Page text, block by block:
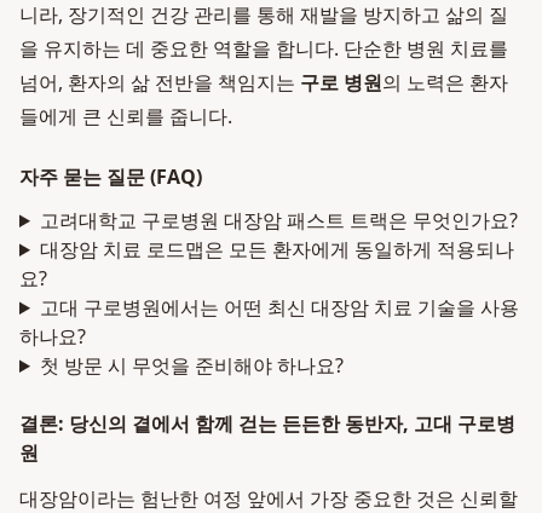
니라, 장기적인 건강 관리를 통해 재발을 방지하고 삶의 질
을 유지하는 데 중요한 역할을 합니다. 단순한 병원 치료를
넘어, 환자의 삶 전반을 책임지는 구로 병원의 노력은 환자
들에게 큰 신뢰를 줍니다.
자주 묻는 질문 (FAQ)
고려대학교 구로병원 대장암 패스트 트랙은 무엇인가요?
대장암 치료 로드맵은 모든 환자에게 동일하게 적용되나
요?
고대 구로병원에서는 어떤 최신 대장암 치료 기술을 사용
하나요?
첫 방문 시 무엇을 준비해야 하나요?
결론: 당신의 곁에서 함께 걷는 든든한 동반자, 고대 구로병
원
대장암이라는 험난한 여정 앞에서 가장 중요한 것은 신뢰할